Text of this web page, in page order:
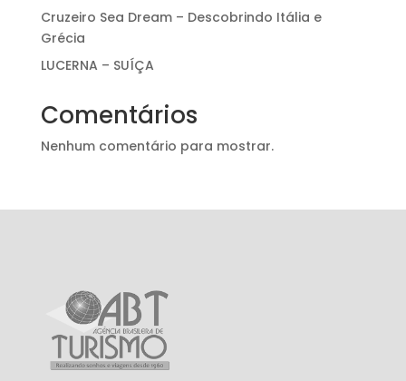
Cruzeiro Sea Dream – Descobrindo Itália e
Grécia
LUCERNA – SUÍÇA
Comentários
Nenhum comentário para mostrar.